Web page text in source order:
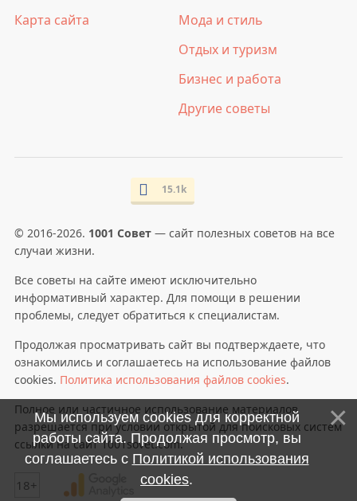
Карта сайта
Мода и стиль
Отдых и туризм
Бизнес и работа
Другие советы
15.1k
© 2016-2026. 1001 Совет— сайт полезных советов на все
случаи жизни.
Все советы на сайте имеют исключительно
информативный характер. Для помощи в решении
проблемы, следует обратиться к специалистам.
Продолжая просматривать сайт вы подтверждаете, что
ознакомились и соглашаетесь на использование файлов
cookies. Политика использования файлов cookies.
Полное или частичное использование материалов
разрешается при условии открытой для поисковых систем
ссылки на сайт 1001sovet.com.
18+
Мы используем cookies для корректной
работы сайта. Продолжая просмотр, вы
соглашаетесь с Политикой использования
cookies.